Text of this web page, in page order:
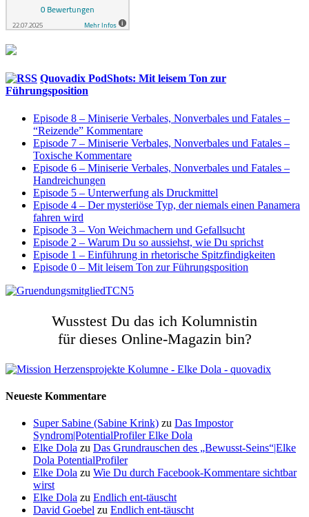
Quovadix PodShots: Mit leisem Ton zur
Führungsposition
Episode 8 – Miniserie Verbales, Nonverbales und Fatales –
“Reizende” Kommentare
Episode 7 – Miniserie Verbales, Nonverbales und Fatales –
Toxische Kommentare
Episode 6 – Miniserie Verbales, Nonverbales und Fatales –
Handreichungen
Episode 5 – Unterwerfung als Druckmittel
Episode 4 – Der mysteriöse Typ, der niemals einen Panamera
fahren wird
Episode 3 – Von Weichmachern und Gefallsucht
Episode 2 – Warum Du so aussiehst, wie Du sprichst
Episode 1 – Einführung in rhetorische Spitzfindigkeiten
Episode 0 – Mit leisem Ton zur Führungsposition
Wusstest Du das ich Kolumnistin
für dieses Online-Magazin bin?
Neueste Kommentare
Super Sabine (Sabine Krink) zu Das Impostor
Syndrom|PotentialProfiler Elke Dola
Elke Dola zu Das Grundrauschen des „Bewusst-Seins“|Elke
Dola PotentialProfiler
Elke Dola zu Wie Du durch Facebook-Kommentare sichtbar
wirst
Elke Dola zu Endlich ent-täuscht
David Goebel zu Endlich ent-täuscht